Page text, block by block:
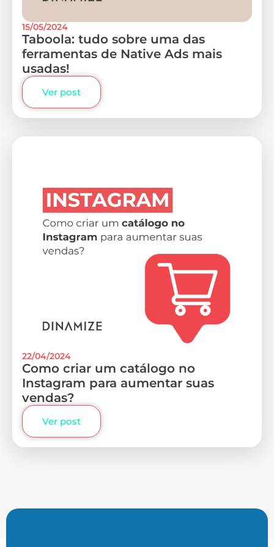
15/05/2024
Taboola: tudo sobre uma das
ferramentas de Native Ads mais
usadas!
Ver post
22/04/2024
Como criar um catálogo no
Instagram para aumentar suas
vendas?
Ver post